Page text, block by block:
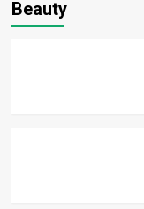
Beauty